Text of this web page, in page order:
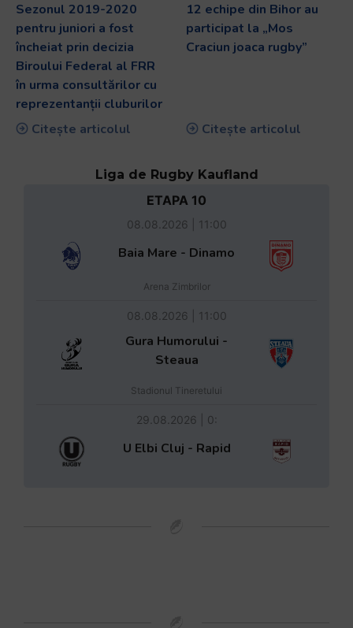
Sezonul 2019-2020
pentru juniori a fost
încheiat prin decizia
Biroului Federal al FRR
în urma consultărilor cu
reprezentanții cluburilor
Citește articolul
12 echipe din Bihor au
participat la „Mos
Craciun joaca rugby”
Citește articolul
Liga de Rugby Kaufland
ETAPA 10
08.08.2026 | 11:00
Baia Mare - Dinamo
Arena Zimbrilor
08.08.2026 | 11:00
Gura Humorului -
Steaua
Stadionul Tineretului
29.08.2026 | 0:
U Elbi Cluj - Rapid